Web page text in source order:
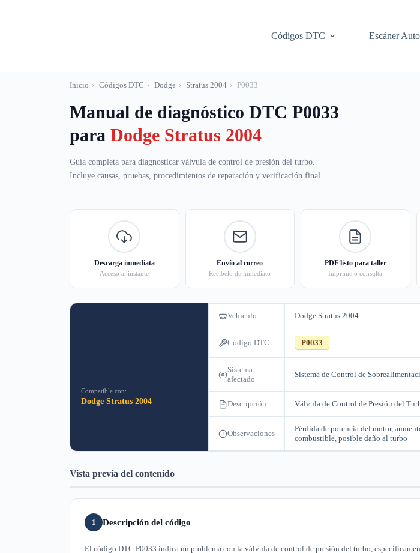
Códigos DTC
Escáner
Inicio › Códigos DTC › Dodge › Stratus 2004 › P0033
Manual de diagnóstico DTC P0033
para Dodge Stratus 2004
Guía completa para diagnosticar válvula de control de presión del turbo.
Incluye causas, pruebas, procedimientos de reparación y verificación final.
Descarga inmediata
Acceso al instante
Envío al correo
Recíbelo de inmediato
PDF listo para taller
Imprime o consulta
Compatible con:
Dodge Stratus 2004
Vehículo Dodge Stratus 2004
Código DTC P0033
Sistema
afectado
Sistema de Control de
Descripción Válvula de Control de Presión del
Observaciones
Pérdida de potencia del motor,
combustible, posible daño al turbo
Vista previa del contenido
1 Descripción del código
El código DTC P0033 indica un problema con la válvula de control de presión del turbo,